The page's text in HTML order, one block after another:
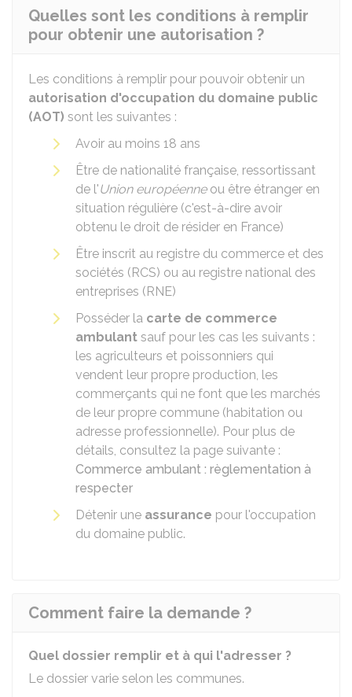
Quelles sont les conditions à remplir
pour obtenir une autorisation ?
Les conditions à remplir pour pouvoir obtenir un
autorisation d'occupation du domaine public
(AOT) sont les suivantes :
Avoir au moins 18 ans
Être de nationalité française, ressortissant
de l'Union européenneou être étranger en
situation régulière (c'est-à-dire avoir
obtenu le droit de résider en France)
Être inscrit au registre du commerce et des
sociétés (RCS) ou au registre national des
entreprises (RNE)
Posséder la carte de commerce
ambulant sauf pour les cas les suivants :
les agriculteurs et poissonniers qui
vendent leur propre production, les
commerçants qui ne font que les marchés
de leur propre commune (habitation ou
adresse professionnelle). Pour plus de
détails, consultez la page suivante :
Commerce ambulant : règlementation à
respecter
Détenir une assurance pour l'occupation
du domaine public.
Comment faire la demande ?
Quel dossier remplir et à qui l'adresser ?
Le dossier varie selon les communes.